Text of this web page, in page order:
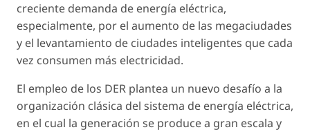
creciente demanda de energía eléctrica,
especialmente, por el aumento de las megaciudades
y el levantamiento de ciudades inteligentes que cada
vez consumen más electricidad.
El empleo de los DER plantea un nuevo desafío a la
organización clásica del sistema de energía eléctrica,
en el cual la generación se produce a gran escala y